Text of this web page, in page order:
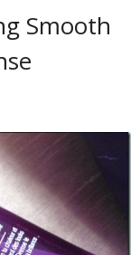
Smooth